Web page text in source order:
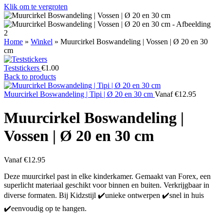
Klik om te vergroten
Home » Winkel » Muurcirkel Boswandeling | Vossen | Ø 20 en 30
cm
Teststickers €1.00
Back to products
Muurcirkel Boswandeling | Tipi | Ø 20 en 30 cm Vanaf €12.95
Muurcirkel Boswandeling |
Vossen | Ø 20 en 30 cm
Vanaf €12.95
Deze muurcirkel past in elke kinderkamer. Gemaakt van Forex, een
superlicht materiaal geschikt voor binnen en buiten. Verkrijgbaar in
diverse formaten. Bij Kidzstijl ✔️unieke ontwerpen ✔️snel in huis
✔️eenvoudig op te hangen.